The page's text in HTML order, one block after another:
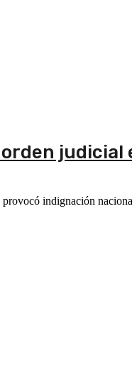
judicial
indignación